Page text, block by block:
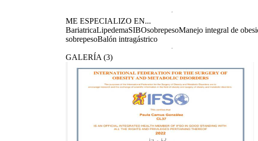
ME ESPECIALIZO EN...
BariatricaLipedemaSIBOsobrepesoManejo integral de
sobrepesoBalón intragástrico
GALERÍA (3)